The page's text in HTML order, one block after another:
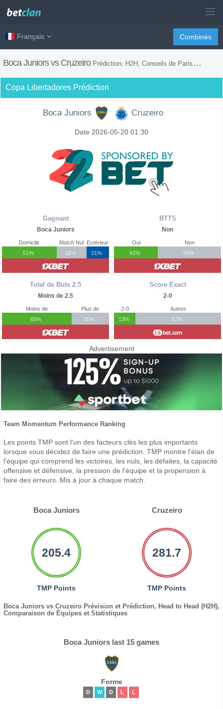
Français Combinés
Boca Juniors vs Cruzeiro Prédiction, H2H, Conseils de Paris et Prévision du Match
Copa Libertadores Prédiction
Boca Juniors Cruzeiro
Date 2026-05-20 01:30
Gagnant
Boca Juniors
Domicile
51%
Match Nul
28%
Extérieur
21%
Total de Buts 2.5
Moins de 2.5
Moins de
65%
Plus de
35%
BTTS
Non
Oui
41%
Non
59%
Score Exact
2-0
2-0
13%
Autres
87%
Advertisement
Team Momentum Performance Ranking
Les points TMP sont l'un des facteurs clés les plus importants
lorsque vous décidez de faire une prédiction. TMP montre l'élan de
l'équipe qui comprend les victoires, les nuls, les défaites, la capacité
offensive et défensive, la pression de l'équipe et la propension à
faire des erreurs. Mis à jour à chaque match.
Boca Juniors Cruzeiro
205.4
TMP Points
281.7
TMP Points
Boca Juniors vs Cruzeiro Prévision et Prédiction, Head to Head (H2H),
Comparaison de Équipes et Statistiques
Boca Juniors last 15 games
Forme
D W D L L